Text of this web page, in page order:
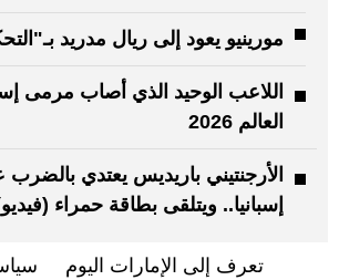
مورينيو يعود إلى ريال مدريد
اللاعب الوحيد الذي أصاب مرمى
العالم 2026
الأرجنتيني باريديس يعتدي
إسبانيا.. ويتلقى بطاقة حمراء
تعرف إلى الإمارات اليوم